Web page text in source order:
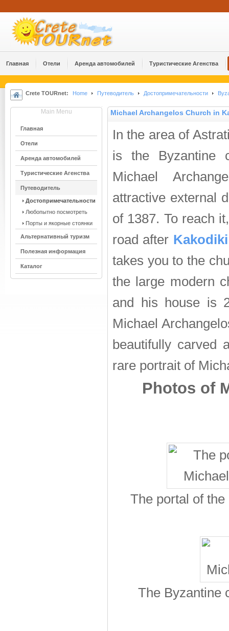
Главная Отели Аренда автомобилей Туристические Агенства
Crete TOURnet: Home Путеводитель Достопримечательности
Main Menu
Главная
Отели
Аренда автомобилей
Туристические Агенства
Путеводитель
Достопримечательности
Любопытно посмотреть
Порты и якорные стоянки
Альтернативный туризм
Полезная информация
Каталог
Michael Archangelos Church in
In the area of
is the Byzantine
Michael
attractive external
of 1387. To reach
road after Kakodiki
takes you to the
the large modern
and his house is
Michael
beautifully carved
rare portrait of
Photos of
The portal of
The Byzantine